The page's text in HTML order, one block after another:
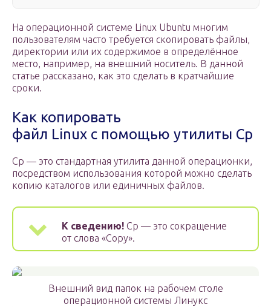
На операционной системе Linux Ubuntu многим
пользователям часто требуется скопировать файлы,
директории или их содержимое в определённое
место, например, на внешний носитель. В данной
статье рассказано, как это сделать в кратчайшие
сроки.
Как копировать
файл Linux с помощью утилиты Cp
Сp — это стандартная утилита данной операционки,
посредством использования которой можно сделать
копию каталогов или единичных файлов.
К сведению! Cp — это сокращение
от слова «Copy».
Внешний вид папок на рабочем столе
операционной системы Линукс